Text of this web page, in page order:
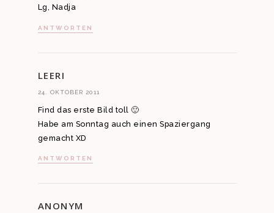
Lg, Nadja
ANTWORTEN
LEERI
24. OKTOBER 2011
Find das erste Bild toll 🙂
Habe am Sonntag auch einen Spaziergang
gemacht XD
ANTWORTEN
ANONYM